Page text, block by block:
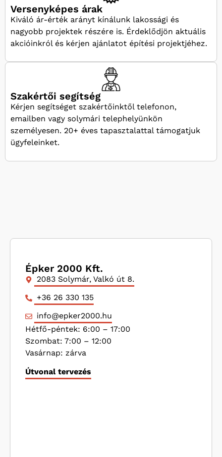
Versenyképes árak
Kiváló ár-érték arányt kínálunk lakossági és
nagyobb projektek részére is. Érdeklődjön aktuális
akcióinkról és kérjen ajánlatot építési projektjéhez.
Szakértői segítség
Kérjen segítséget szakértőinktől telefonon,
emailben vagy solymári telephelyünkön
személyesen. 20+ éves tapasztalattal támogatjuk
ügyfeleinket.
Épker 2000 Kft.
2083 Solymár, Valkó út 8.
+36 26 330 135
info@epker2000.hu
Hétfő-péntek: 6:00 – 17:00
Szombat: 7:00 – 12:00
Vasárnap: zárva
Útvonal tervezés